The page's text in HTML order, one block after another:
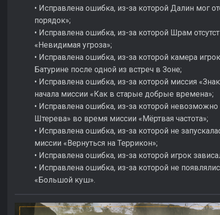
• Исправлена ошибка, из-за которой Далин мог
порядок»;
• Исправлена ошибка, из-за которой Шрам
«Невидимая угроза»;
• Исправлена ошибка, из-за которой камера
Батурине после одной из встреч в Зоне;
• Исправлена ошибка, из-за которой миссия
начала миссии «Как в старые добрые времена»;
• Исправлена ошибка, из-за которой
Штерева» во время миссии «Мёртвая частота»;
• Исправлена ошибка, из-за которой не
миссии «Вернуться на Террикон»;
• Исправлена ошибка, из-за которой игрок
• Исправлена ошибка, из-за которой не
«Большой куш».